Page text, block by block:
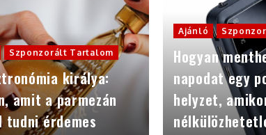
Szponzorált Tartalom
királya:
amit a parmezán
érdemes
Ajánló
Hogyan
napodat egy
helyzet,